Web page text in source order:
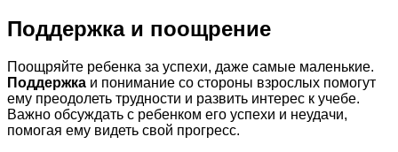
Поддержка и поощрение
Поощряйте ребенка за успехи, даже самые маленькие.
Поддержка и понимание со стороны взрослых помогут
ему преодолеть трудности и развить интерес к учебе.
Важно обсуждать с ребенком его успехи и неудачи,
помогая ему видеть свой прогресс.